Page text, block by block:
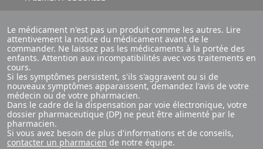
Le médicament n'est pas un produit comme les autres. Lire
attentivement la notice du médicament avant de le
commander. Ne laissez pas les médicaments à la portée des
enfants. Attention aux incompatibilités avec vos traitements en
cours.
Si les symptômes persistent, s'ils s'aggravent ou si de
nouveaux symptômes apparaissent, demandez l'avis de votre
médecin ou de votre pharmacien.
Dans le cadre de la dispensation par voie électronique, votre
dossier pharmaceutique (DP) ne peut être alimenté par le
pharmacien.
Si vous avez besoin de plus d'informations et de conseils,
contacter un pharmacien de notre équipe.